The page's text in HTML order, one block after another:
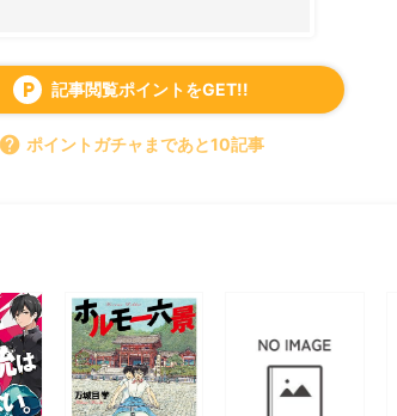
local_parking 記事閲覧ポイントをGET!!
help ポイントガチャまであと10記事